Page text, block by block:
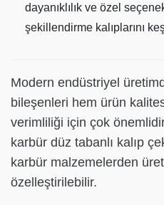
dayanıklılık ve özel
şekillendirme kalıplarını
Modern endüstriyel
bileşenleri hem ürün
verimliliği için çok
karbür düz tabanlı kalıp
karbür malzemelerden
özelleştirilebilir.